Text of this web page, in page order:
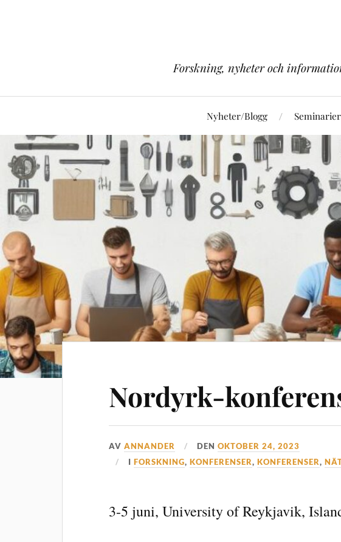
Forskning, nyheter och
Nyheter/Blogg Seminarier
Nordyrk-
AVANNANDER DENOKTOBER 24, 2023
IFORSKNING,KONFERENSER,KONFERENSER,
3-5 juni, University of Reykjavik,